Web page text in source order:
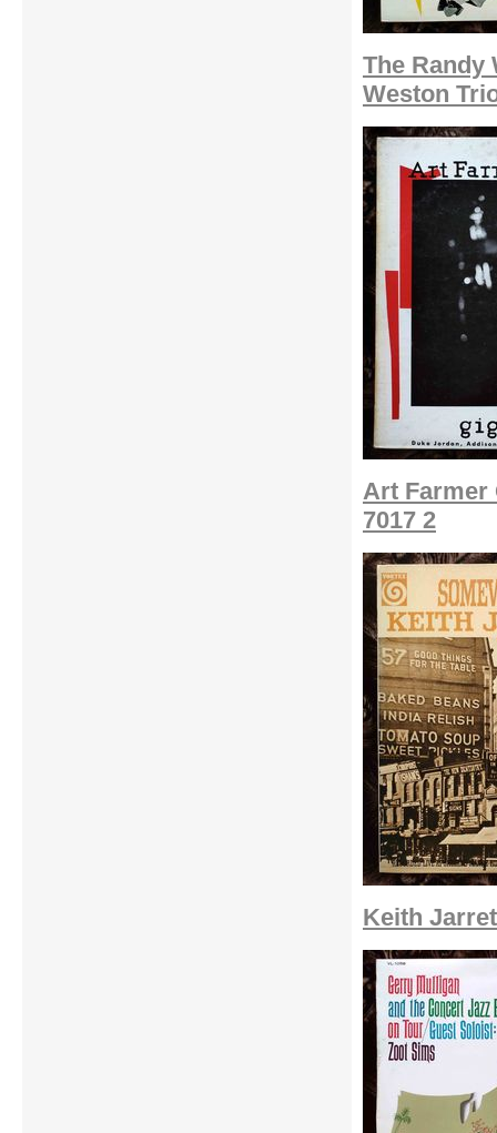
The Randy
Weston
Art Farmer
7017 2
Keith